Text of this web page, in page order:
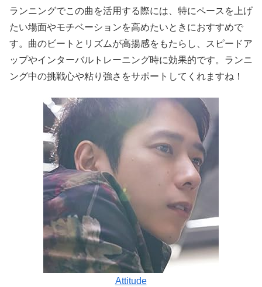
ランニングでこの曲を活用する際には、特にペースを上げ
たい場面やモチベーションを高めたいときにおすすめで
す。曲のビートとリズムが高揚感をもたらし、スピードア
ップやインターバルトレーニング時に効果的です。ランニ
ング中の挑戦心や粘り強さをサポートしてくれますね！
Attitude